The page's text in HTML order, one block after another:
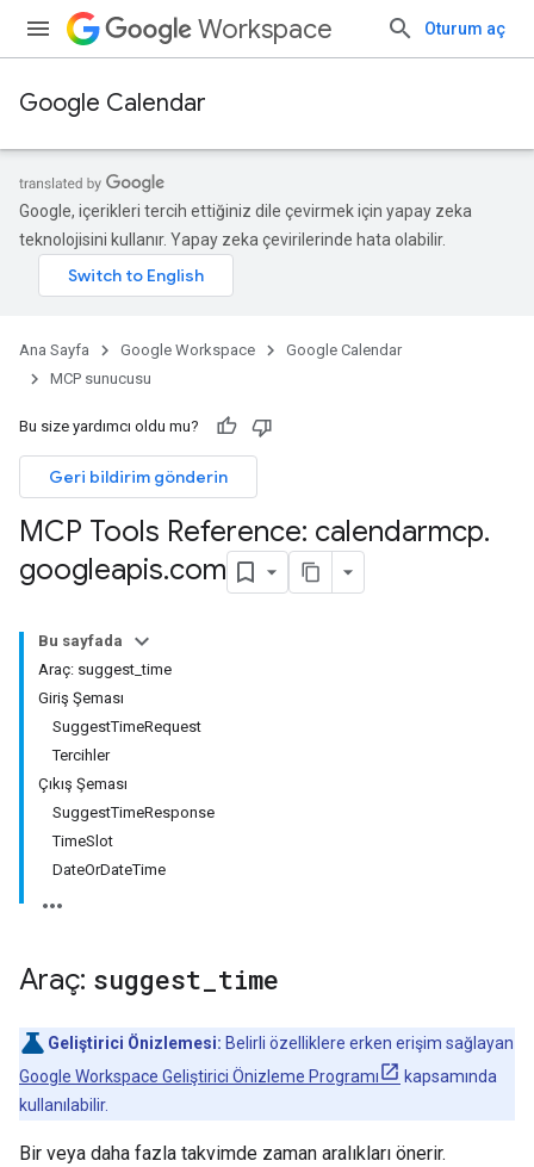
Workspace Oturum aç
Google Calendar
Google, içerikleri tercih ettiğiniz dile çevirmek için yapay zeka
teknolojisini kullanır. Yapay zeka çevirilerinde hata olabilir.
Ana Sayfa Google Workspace
Google Calendar
MCP sunucusu
Bu size yardımcı oldu mu?
Geri bildirim gönderin
MCP Tools Reference: calendarmcp.
googleapis.com
Bu sayfada
Araç: suggest_time
Giriş Şeması
SuggestTimeRequest
Tercihler
Çıkış Şeması
SuggestTimeResponse
TimeSlot
DateOrDateTime
Araç: suggest time
Geliştirici Önizlemesi: Belirli özelliklere erken erişim sağlayan
Google Workspace Geliştirici Önizleme Programı
kapsamında
kullanılabilir.
Bir veya daha fazla takvimde zaman aralıkları önerir.